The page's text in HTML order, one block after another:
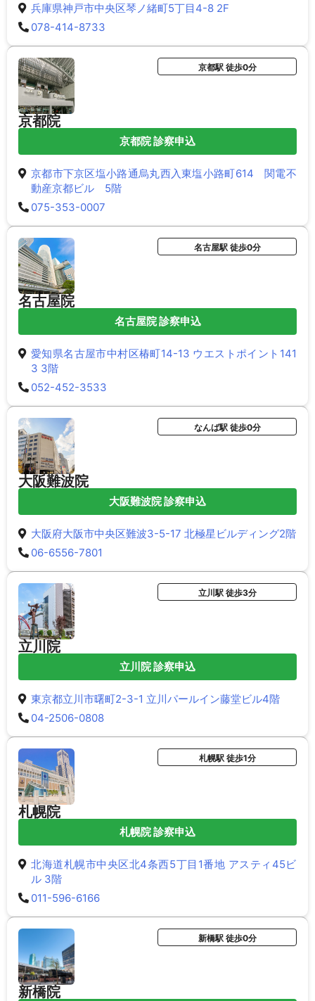
兵庫県神戸市中央区琴ノ緒町5丁目4-8 2F
078-414-8733
京都院
京都駅 徒歩0分
京都院 診察申込
京都市下京区塩小路通烏丸西入東塩小路町614 関電不
動産京都ビル 5階
075-353-0007
名古屋院
名古屋駅 徒歩0分
名古屋院 診察申込
愛知県名古屋市中村区椿町14-13 ウエストポイント141
3 3階
052-452-3533
大阪難波院
なんば駅 徒歩0分
大阪難波院 診察申込
大阪府大阪市中央区難波3-5-17 北極星ビルディング2階
06-6556-7801
立川院
立川駅 徒歩3分
立川院 診察申込
東京都立川市曙町2-3-1 立川パールイン藤堂ビル4階
04-2506-0808
札幌院
札幌駅 徒歩1分
札幌院 診察申込
北海道札幌市中央区北4条西5丁目1番地 アスティ45ビ
ル 3階
011-596-6166
新橋院
新橋駅 徒歩0分